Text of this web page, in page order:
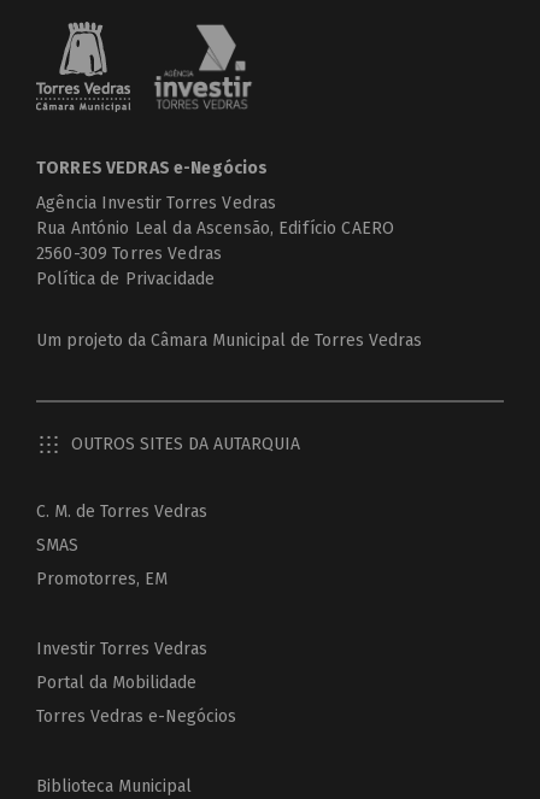
TORRES VEDRAS e-Negócios
Agência Investir Torres Vedras
Rua António Leal da Ascensão, Edifício CAERO
2560-309 Torres Vedras
Política de Privacidade
Um projeto da Câmara Municipal de Torres Vedras
OUTROS SITES DA AUTARQUIA
C. M. de Torres Vedras
SMAS
Promotorres, EM
Investir Torres Vedras
Portal da Mobilidade
Torres Vedras e-Negócios
Biblioteca Municipal